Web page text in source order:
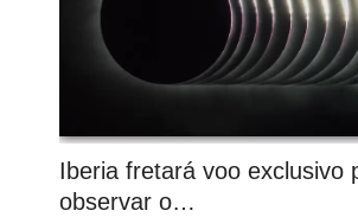
Iberia fretará voo exclusivo
observar o…